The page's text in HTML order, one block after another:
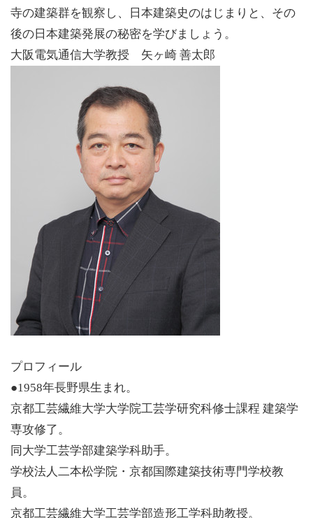
寺の建築群を観察し、日本建築史のはじまりと、その
後の日本建築発展の秘密を学びましょう。
大阪電気通信大学教授 矢ヶ崎 善太郎
プロフィール
●1958年長野県生まれ。
京都工芸繊維大学大学院工芸学研究科修士課程 建築学
専攻修了。
同大学工芸学部建築学科助手。
学校法人二本松学院・京都国際建築技術専門学校教
員。
京都工芸繊維大学工芸学部造形工学科助教授。